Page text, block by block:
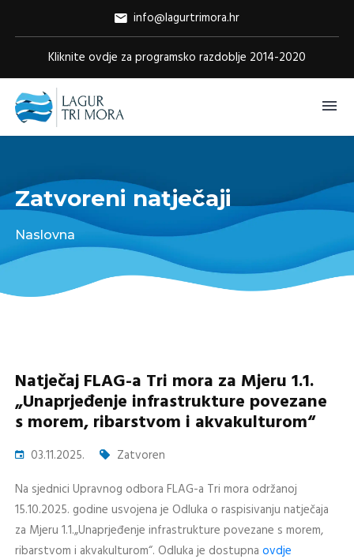
info@lagurtrimora.hr
Kliknite ovdje za programsko razdoblje 2014-2020
Zatvoreni natječaji
Naslovna
Natječaj FLAG-a Tri mora za Mjeru 1.1.
„Unaprjeđenje infrastrukture povezane
s morem, ribarstvom i akvakulturom“
03.11.2025.
Zatvoren
Na sjednici Upravnog odbora FLAG-a Tri mora održanoj
15.10.2025. godine usvojena je Odluka o raspisivanju natječaja
za Mjeru 1.1.„Unaprjeđenje infrastrukture povezane s morem,
ribarstvom i akvakulturom“. Odluka je dostupna ovdje